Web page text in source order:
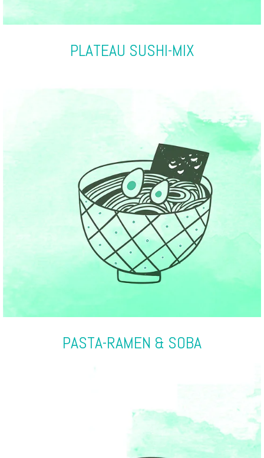
PLATEAU SUSHI-MIX
PASTA-RAMEN & SOBA